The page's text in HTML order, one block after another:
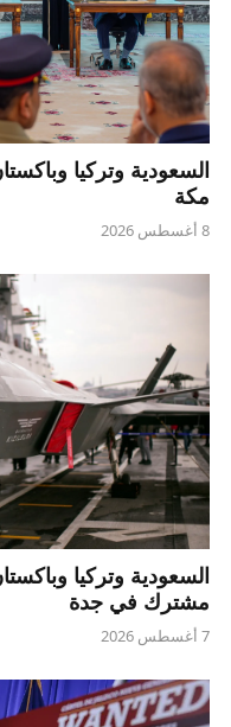
السعودية وتركيا
مكة
8 أغسطس 2026
السعودية وتركيا
مشترك في جدة
7 أغسطس 2026